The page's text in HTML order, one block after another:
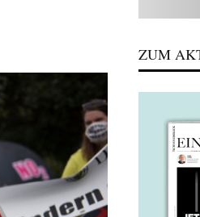
ZUM